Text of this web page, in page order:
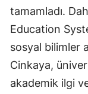
tamamladı.
Education
sosyal bilimler
Cinkaya,
akademik ilgi